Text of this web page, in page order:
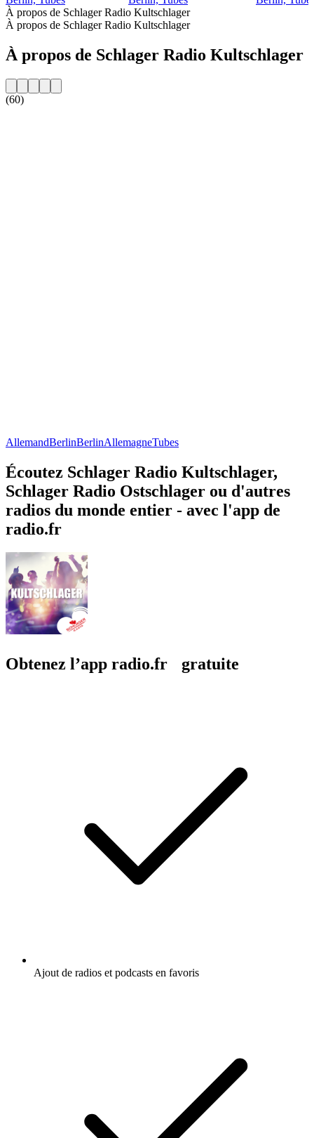
À propos de Schlager Radio Kultschlager
À propos de Schlager Radio Kultschlager
À propos de Schlager Radio Kultschlager
(60)
AllemandBerlinBerlinAllemagneTubes
Écoutez Schlager Radio Kultschlager,
Schlager Radio Ostschlager ou d'autres
radios du monde entier - avec l'app de
radio.fr
Obtenez l’app radio.fr gratuite
Ajout de radios et podcasts en favoris